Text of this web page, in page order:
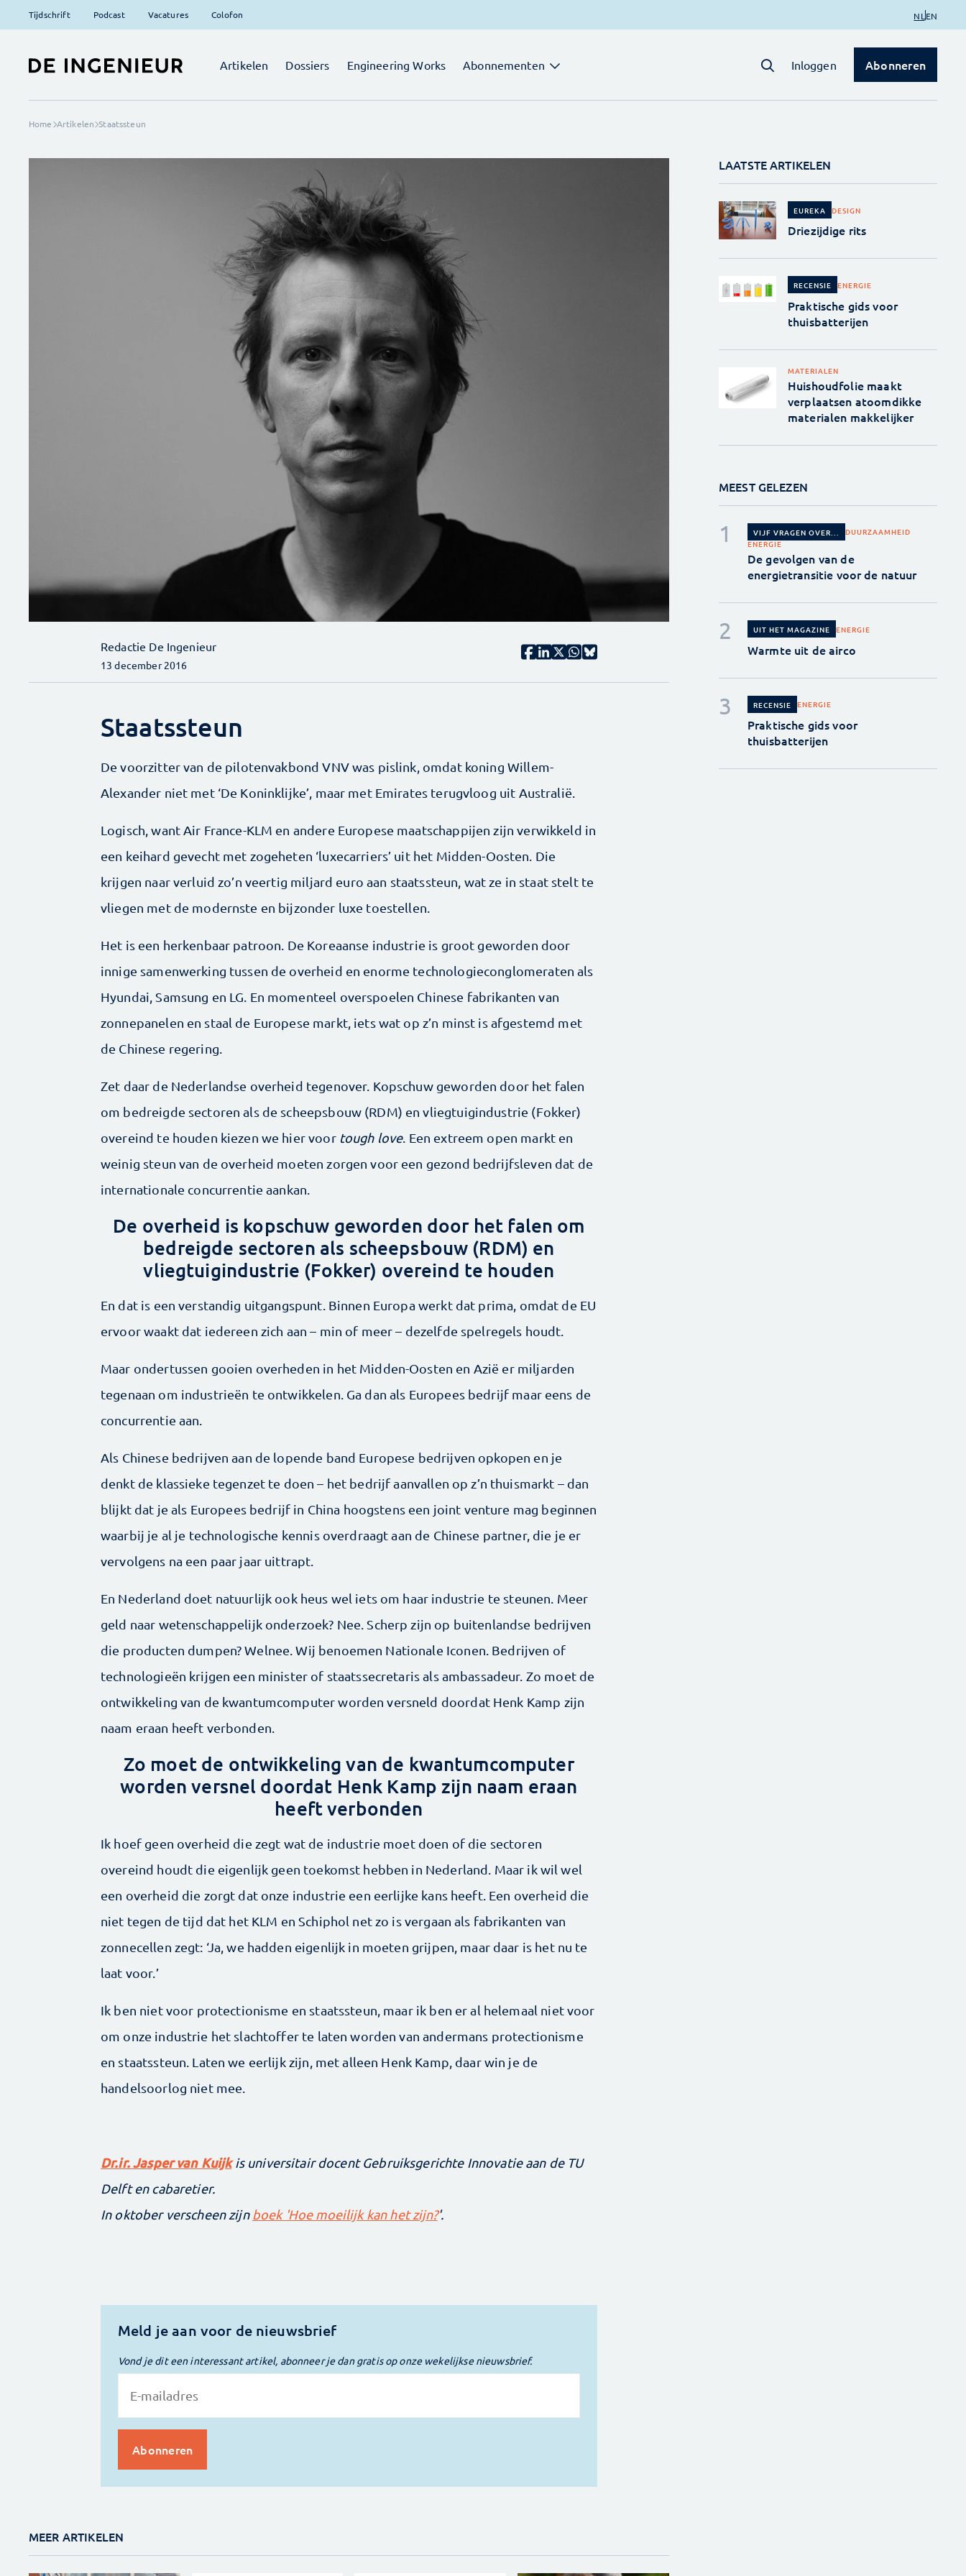
Tijdschrift Podcast Vacatures Colofon NL EN
Artikelen Dossiers Engineering Works Abonnementen Inloggen Abonneren
Home Artikelen Staatssteun
Redactie De Ingenieur
13 december 2016
Staatssteun
De voorzitter van de pilotenvakbond VNV was pislink, omdat koning Willem-
Alexander niet met ‘De Koninklijke’, maar met Emirates terugvloog uit Australië.
Logisch, want Air France­-KLM en andere Europese maatschappijen zijn verwikkeld in
een keihard gevecht met zogeheten ‘luxecarriers’ uit het ­Midden-Oosten. Die
krijgen naar verluid zo’n veertig miljard euro aan staatssteun, wat ze in staat stelt te
vliegen met de modernste en bijzonder luxe toestellen.
Het is een herkenbaar patroon. De Koreaanse industrie is groot geworden door
innige samenwerking tussen de overheid en enorme technologieconglomeraten als
Hyundai, Samsung en LG. En momenteel overspoelen Chinese fabrikanten van
zonnepanelen en staal de Europese markt, iets wat op z’n minst is afgestemd met
de Chinese regering.
Zet daar de Nederlandse overheid tegenover. Kopschuw ­geworden door het falen
om bedreigde sectoren als de scheepsbouw (RDM) en vliegtuigindustrie (Fokker)
overeind te houden kiezen we hier voor tough love. Een extreem open markt en
weinig steun van de overheid moeten zorgen voor een gezond bedrijfsleven dat de
internationale concurrentie aankan.
De overheid is kopschuw geworden door het falen om
bedreigde sectoren als scheepsbouw (RDM) en
vliegtuigindustrie (Fokker) overeind te houden
En dat is een verstandig uitgangspunt. Binnen Europa werkt dat prima, omdat de EU
ervoor waakt dat ­iedereen zich aan – min of meer – dezelfde spelregels houdt.
Maar ondertussen gooien overheden in het Midden-Oosten en Azië er miljarden
tegenaan om industrieën te ontwikkelen. Ga dan als Europees bedrijf maar eens de
concurrentie aan.
Als Chinese bedrijven aan de lopende band Europese bedrijven opkopen en je
denkt de klassieke tegenzet te doen – het bedrijf aanvallen op z’n thuismarkt – dan
blijkt dat je als Europees bedrijf in China hoogstens een joint ­venture mag beginnen
waarbij je al je technologische kennis overdraagt aan de Chinese partner, die je er
vervolgens na een paar jaar uittrapt.
En Nederland doet natuurlijk ook heus wel iets om haar ­industrie te steunen. Meer
geld naar wetenschappelijk ­onderzoek? Nee. Scherp zijn op buitenlandse bedrijven
die producten dumpen? Welnee. Wij benoemen Nationale ­Iconen. Bedrijven of
technologieën krijgen een minister of staats­secretaris als ambassadeur. Zo moet de
ontwikkeling van de kwantumcomputer worden versneld doordat Henk Kamp zijn
naam eraan heeft verbonden.
Zo moet de ontwikkeling van de kwantumcomputer
worden versnel doordat Henk Kamp zijn naam eraan
heeft verbonden
Ik hoef geen overheid die zegt wat de industrie moet doen of die sectoren
overeind houdt die eigenlijk geen toekomst hebben in Nederland. Maar ik wil wel
een overheid die zorgt dat onze industrie een eerlijke kans heeft. Een overheid die
niet tegen de tijd dat het KLM en Schiphol net zo is vergaan als fabrikanten van
zonnecellen zegt: ‘Ja, we hadden eigenlijk in moeten grijpen, maar daar is het nu te
laat voor.’
Ik ben niet voor protectionisme en staatssteun, maar ik ben er al helemaal niet voor
om onze industrie het slachtoffer te laten worden van andermans protectionisme
en staatssteun. Laten we eerlijk zijn, met alleen Henk Kamp, daar win je de
handelsoorlog niet mee.
Dr.ir. Jasper van Kuijk is universitair docent Gebruiksgerichte Innovatie aan de TU
Delft en cabaretier.
In oktober verscheen zijn boek 'Hoe moeilijk kan het zijn?'.
Meld je aan voor de nieuwsbrief
Vond je dit een interessant artikel, abonneer je dan gratis op onze wekelijkse nieuwsbrief.
MEER ARTIKELEN
LAATSTE ARTIKELEN
EUREKA DESIGN
Driezijdige rits
RECENSIE ENERGIE
Praktische gids voor
thuisbatterijen
MATERIALEN
Huishoudfolie maakt
verplaatsen atoomdikke
materialen makkelijker
MEEST GELEZEN
VIJF VRAGEN OVER...
DUURZAAMHEID
ENERGIE
De gevolgen van de
energietransitie voor de natuur
UIT HET MAGAZINE ENERGIE
Warmte uit de airco
RECENSIE ENERGIE
Praktische gids voor
thuisbatterijen